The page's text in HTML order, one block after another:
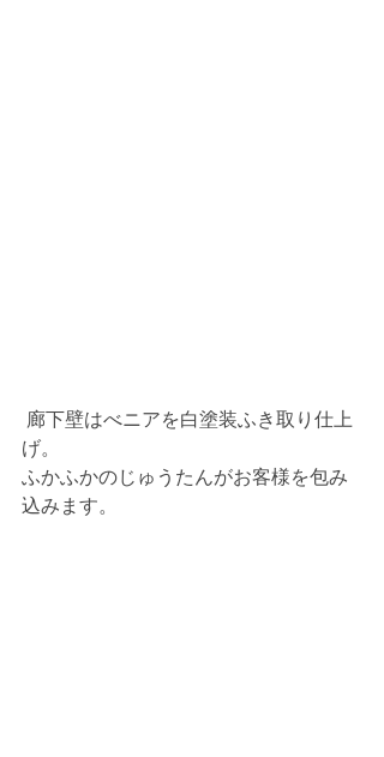
げ。
ふかふかのじゅうたんがお客様を包み
込みます。